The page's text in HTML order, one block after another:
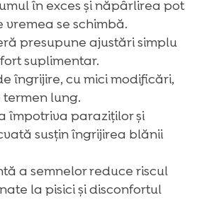
în exces și năpârlirea pot
se schimbă.
presupune ajustări simplu
suplimentar.
îngrijire, cu mici modificări,
lung.
împotriva paraziților și
susțin îngrijirea blănii
a semnelor reduce riscul
la pisici și disconfortul